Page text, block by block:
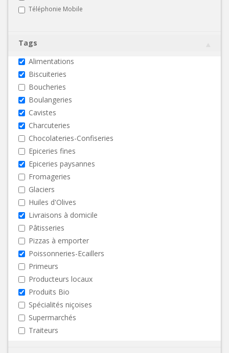
Téléphonie Mobile
Tags
Alimentations
Biscuiteries
Boucheries
Boulangeries
Cavistes
Charcuteries
Chocolateries-Confiseries
Epiceries fines
Epiceries paysannes
Fromageries
Glaciers
Huiles d'Olives
Livraisons à domicile
Pâtisseries
Pizzas à emporter
Poissonneries-Ecaillers
Primeurs
Producteurs locaux
Produits Bio
Spécialités niçoises
Supermarchés
Traiteurs